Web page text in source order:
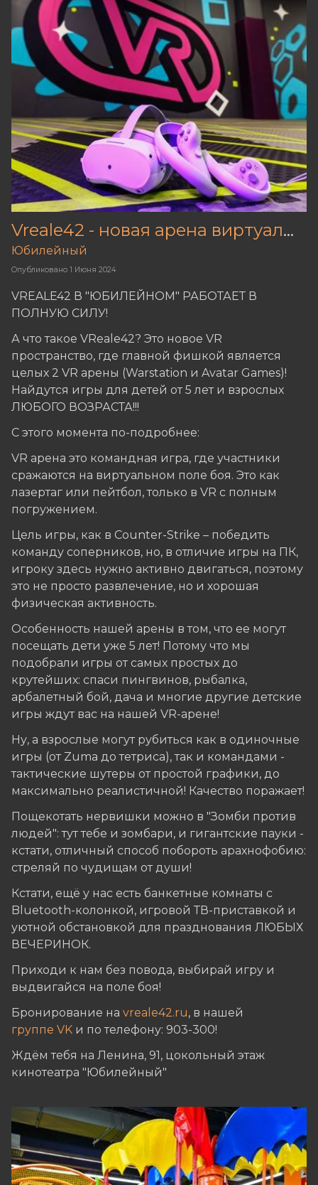
Vreale42 - новая арена виртуальной реальности в Кемерове!
Опубликовано 1 Июня 2024
Юбилейный
VREALE42 В "ЮБИЛЕЙНОМ" РАБОТАЕТ В
ПОЛНУЮ СИЛУ!
А что такое VReale42? Это новое VR
пространство, где главной фишкой является
целых 2 VR арены (Warstation и Avatar Games)!
Найдутся игры для детей от 5 лет и взрослых
ЛЮБОГО ВОЗРАСТА!!!
С этого момента по-подробнее:
VR арена это командная игра, где участники
сражаются на виртуальном поле боя. Это как
лазертаг или пейтбол, только в VR с полным
погружением.
Цель игры, как в Counter-Strike – победить
команду соперников, но, в отличие игры на ПК,
игроку здесь нужно активно двигаться, поэтому
это не просто развлечение, но и хорошая
физическая активность.
Особенность нашей арены в том, что ее могут
посещать дети уже 5 лет! Потому что мы
подобрали игры от самых простых до
крутейших: cпаси пингвинов, рыбалка,
арбалетный бой, дача и многие другие детские
игры ждут вас на нашей VR-арене!
Ну, а взрослые могут рубиться как в одиночные
игры (от Zuma до тетриса), так и командами -
тактические шутеры от простой графики, до
максимально реалистичной! Качество поражает!
Пощекотать нервишки можно в "Зомби против
людей": тут тебе и зомбари, и гигантские пауки -
кстати, отличный способ побороть арахнофобию:
стреляй по чудищам от души!
Кстати, ещё у нас есть банкетные комнаты с
Bluetooth-колонкой, игровой ТВ-приставкой и
уютной обстановкой для празднования ЛЮБЫХ
ВЕЧЕРИНОК.
Приходи к нам без повода, выбирай игру и
выдвигайся на поле боя!
Бронирование на vreale42.ru, в нашей
группе VK и по телефону: 903-300!
Ждём тебя на Ленина, 91, цокольный этаж
кинотеатра "Юбилейный"